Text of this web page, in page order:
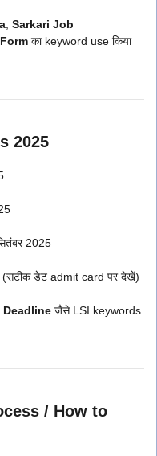
Sarkari Job
का keyword use किया
2025
2025
डेट admit card पर देखें)
जैसे LSI keywords
/ How to